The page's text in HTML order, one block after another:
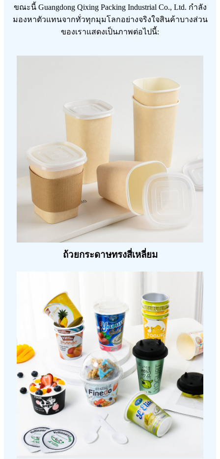
ขณะนี้ Guangdong Qixing Packing Industrial Co., Ltd. กำลัง
มองหาตัวแทนจากทั่วทุกมุมโลกอย่างจริงใจสินค้าบางส่วน
ของเราแสดงเป็นภาพต่อไปนี้:
ถ้วยกระดาษทรงสี่เหลี่ยม